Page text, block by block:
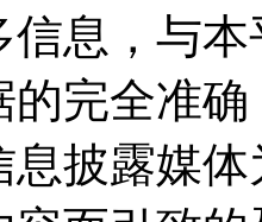
信息，与
的完全准
息披露媒